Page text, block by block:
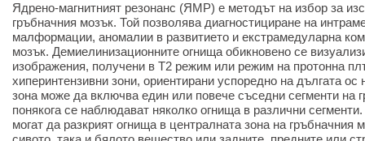
Ядрено-магнитният резонанс (ЯМР) е методът на избор за
гръбначния мозък. Той позволява диагностициране на
малформации, аномалии в развитието и екстрамедуларна
мозък. Демиелинизационните огнища обикновено се
изображения, получени в Т2 режим или режим на протонна
хиперинтензивни зони, ориентирани успоредно на дългата ос
зона може да включва един или повече съседни сегменти на
понякога се наблюдават няколко огнища в различни
могат да разкрият огнища в централната зона на гръбначния